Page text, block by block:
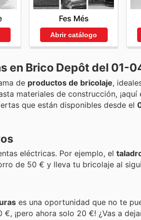
Fes Més
Abrir catálogo
en Brico Depôt del 01-
de productos de bricolaje,
materiales de construcción,
que están disponibles desde el
eléctricas. Por ejemplo, el
de 50 € y lleva tu bricolaje al
es una oportunidad que no te
¡pero ahora solo 20 €! ¿Vas a